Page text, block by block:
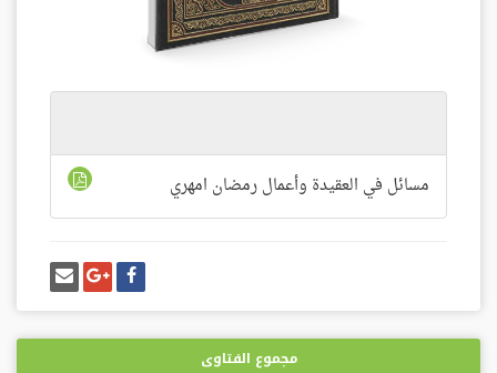
مسائل في العقيدة وأعمال رمضان امهري
شارك
على
فيسبوك
شارك
على
غوغل
بلس
إرسل
إيميل
مجموع الفتاوى